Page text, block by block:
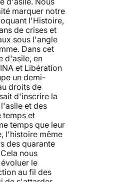
marquer notre
l'Histoire,
de crises et
sous l'angle
Dans cet
d'asile, en
et Libération
un demi-
droits de
d'inscrire la
et des
temps et
temps que leur
l'histoire même
des quarante
nous
le
au fil des